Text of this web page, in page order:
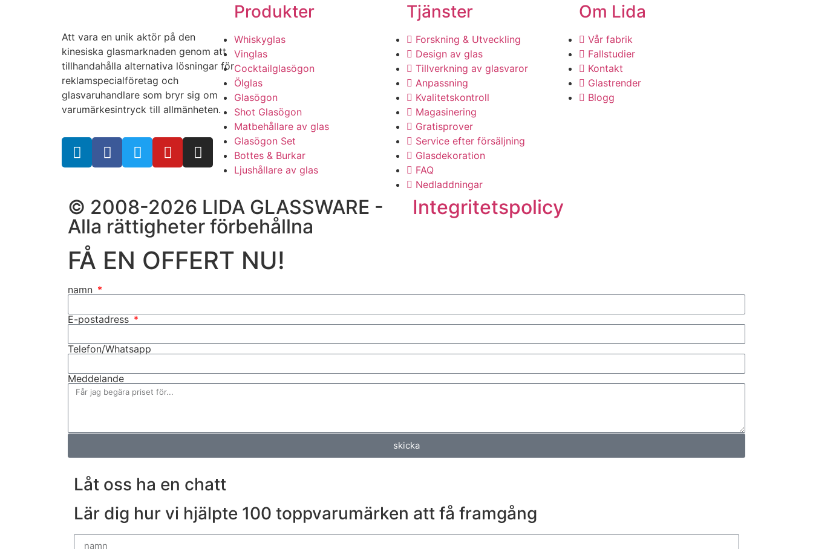
Att vara en unik aktör på den
kinesiska glasmarknaden genom att
tillhandahålla alternativa lösningar för
reklamspecialföretag och
glasvaruhandlare som bryr sig om
varumärkesintryck till allmänheten.
Produkter
Whiskyglas
Vinglas
Cocktailglasögon
Ölglas
Glasögon
Shot Glasögon
Matbehållare av glas
Glasögon Set
Bottes & Burkar
Ljushållare av glas
Tjänster
Forskning & Utveckling
Design av glas
Tillverkning av glasvaror
Anpassning
Kvalitetskontroll
Magasinering
Gratisprover
Service efter försäljning
Glasdekoration
FAQ
Nedladdningar
Om Lida
Vår fabrik
Fallstudier
Kontakt
Glastrender
Blogg
© 2008-2026 LIDA GLASSWARE -
Alla rättigheter förbehållna
Integritetspolicy
FÅ EN OFFERT NU!
namn
E-postadress
Telefon/Whatsapp
Meddelande
skicka
Låt oss ha en chatt
Lär dig hur vi hjälpte 100 toppvarumärken att få framgång